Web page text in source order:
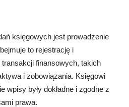
księgowych jest prowadzenie
to rejestrację i
finansowych, takich
i zobowiązania. Księgowi
wpisy były dokładne i zgodne z
prawa.